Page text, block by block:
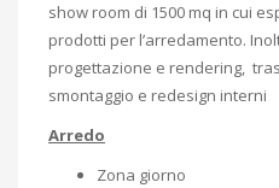
show room di 1500 mq in cui
prodotti per l’arredamento.
progettazione e rendering,
smontaggio e redesign interni
Arredo
Zona giorno